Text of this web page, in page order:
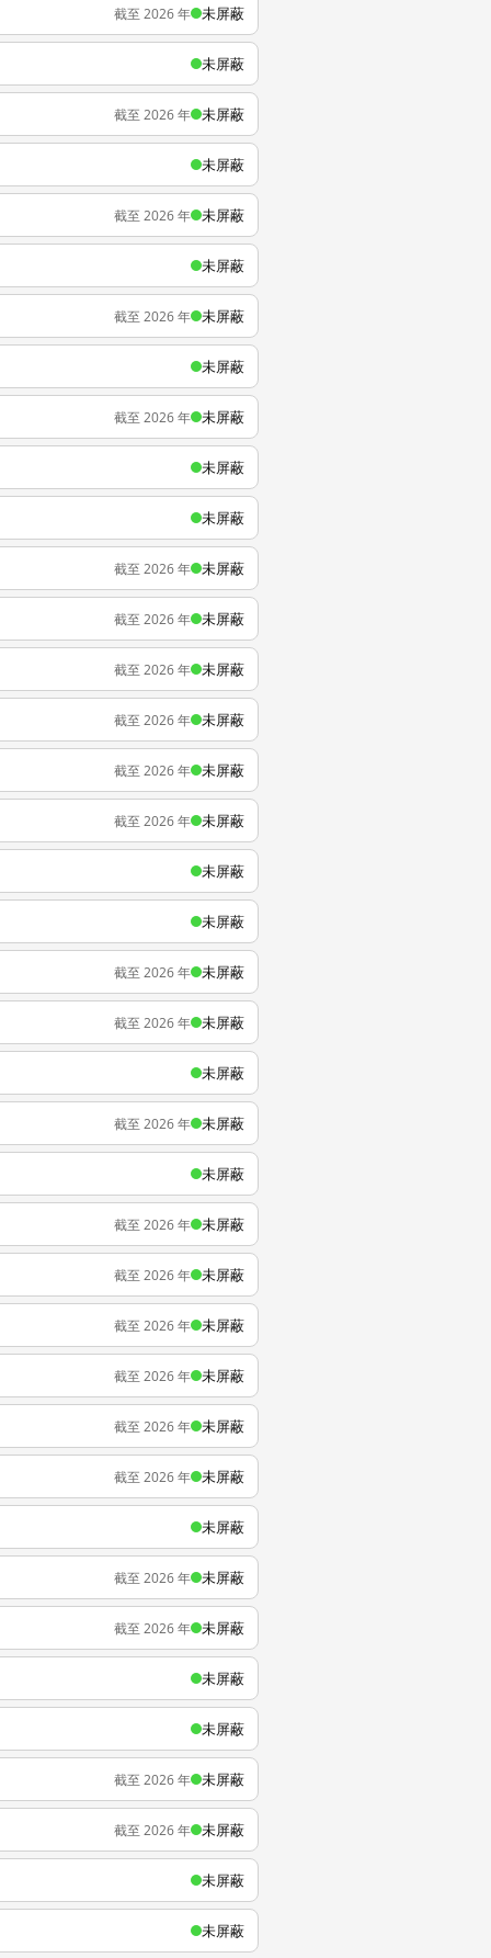
截至 2026 年 未屏蔽
未屏蔽
截至 2026 年 未屏蔽
未屏蔽
截至 2026 年 未屏蔽
未屏蔽
截至 2026 年 未屏蔽
未屏蔽
截至 2026 年 未屏蔽
未屏蔽
未屏蔽
截至 2026 年 未屏蔽
截至 2026 年 未屏蔽
截至 2026 年 未屏蔽
截至 2026 年 未屏蔽
截至 2026 年 未屏蔽
截至 2026 年 未屏蔽
未屏蔽
未屏蔽
截至 2026 年 未屏蔽
截至 2026 年 未屏蔽
未屏蔽
截至 2026 年 未屏蔽
未屏蔽
截至 2026 年 未屏蔽
截至 2026 年 未屏蔽
截至 2026 年 未屏蔽
截至 2026 年 未屏蔽
截至 2026 年 未屏蔽
截至 2026 年 未屏蔽
未屏蔽
截至 2026 年 未屏蔽
截至 2026 年 未屏蔽
未屏蔽
未屏蔽
截至 2026 年 未屏蔽
截至 2026 年 未屏蔽
未屏蔽
未屏蔽